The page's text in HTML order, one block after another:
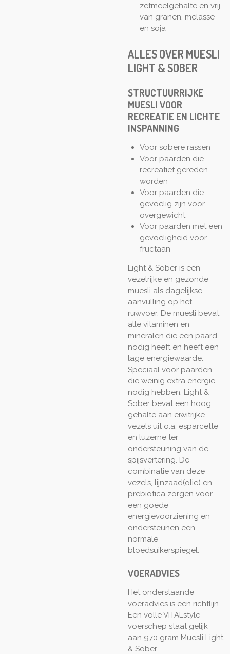
zetmeelgehalte en vrij
van granen, melasse
en soja
ALLES OVER MUESLI
LIGHT & SOBER
STRUCTUURRIJKE
MUESLI VOOR
RECREATIE EN LICHTE
INSPANNING
Voor sobere rassen
Voor paarden die
recreatief gereden
worden
Voor paarden die
gevoelig zijn voor
overgewicht
Voor paarden met een
gevoeligheid voor
fructaan
Light & Sober is een
vezelrijke en gezonde
muesli als dagelijkse
aanvulling op het
ruwvoer. De muesli bevat
alle vitaminen en
mineralen die een paard
nodig heeft en heeft een
lage energiewaarde.
Speciaal voor paarden
die weinig extra energie
nodig hebben. Light &
Sober bevat een hoog
gehalte aan eiwitrijke
vezels uit o.a. esparcette
en luzerne ter
ondersteuning van de
spijsvertering. De
combinatie van deze
vezels, lijnzaad(olie) en
prebiotica zorgen voor
een goede
energievoorziening en
ondersteunen een
normale
bloedsuikerspiegel.
VOERADVIES
Het onderstaande
voeradvies is een richtlijn.
Een volle VITALstyle
voerschep staat gelijk
aan 970 gram Muesli Light
& Sober.